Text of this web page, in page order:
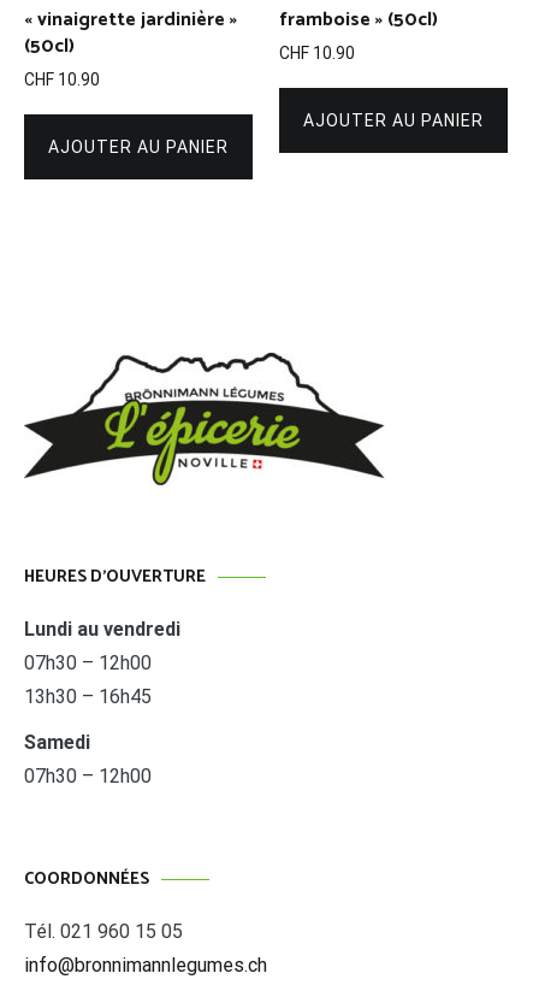
« vinaigrette jardinière »
(50cl)
CHF 10.90
AJOUTER AU PANIER
framboise » (50cl)
CHF 10.90
AJOUTER AU PANIER
HEURES D’OUVERTURE
Lundi au vendredi
07h30 – 12h00
13h30 – 16h45
Samedi
07h30 – 12h00
COORDONNÉES
Tél. 021 960 15 05
info@bronnimannlegumes.ch